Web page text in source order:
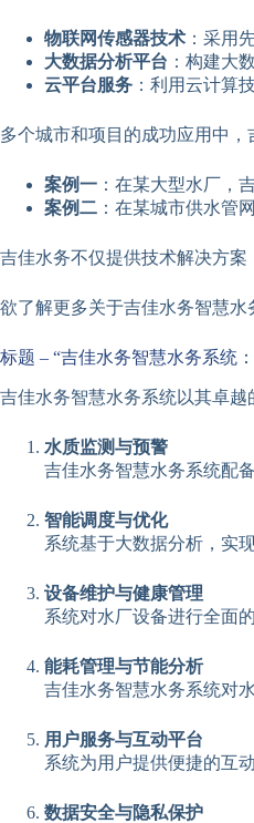
物联网传感器技术 ：采用
大数据分析平台 ：构建大
云平台服务 ：利用云计算
多个城市和项目的成功应用中，
案例一 ：在某大型水厂，
案例二 ：在某城市供水管
吉佳水务不仅提供技术解决方
欲了解更多关于吉佳水务智慧
标题 – “吉佳水务智慧水务系统
吉佳水务智慧水务系统以其卓
水质监测与预警
吉佳水务智慧水务系统配
智能调度与优化
系统基于大数据分析，实
设备维护与健康管理
系统对水厂设备进行全面
能耗管理与节能分析
吉佳水务智慧水务系统对
用户服务与互动平台
系统为用户提供便捷的互
数据安全与隐私保护